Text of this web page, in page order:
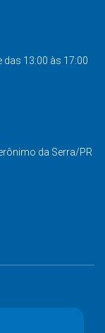
das 13:00 às 17:00
da Serra/PR